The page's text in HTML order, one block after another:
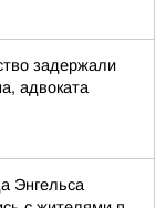
задержали
адвоката
Энгельса